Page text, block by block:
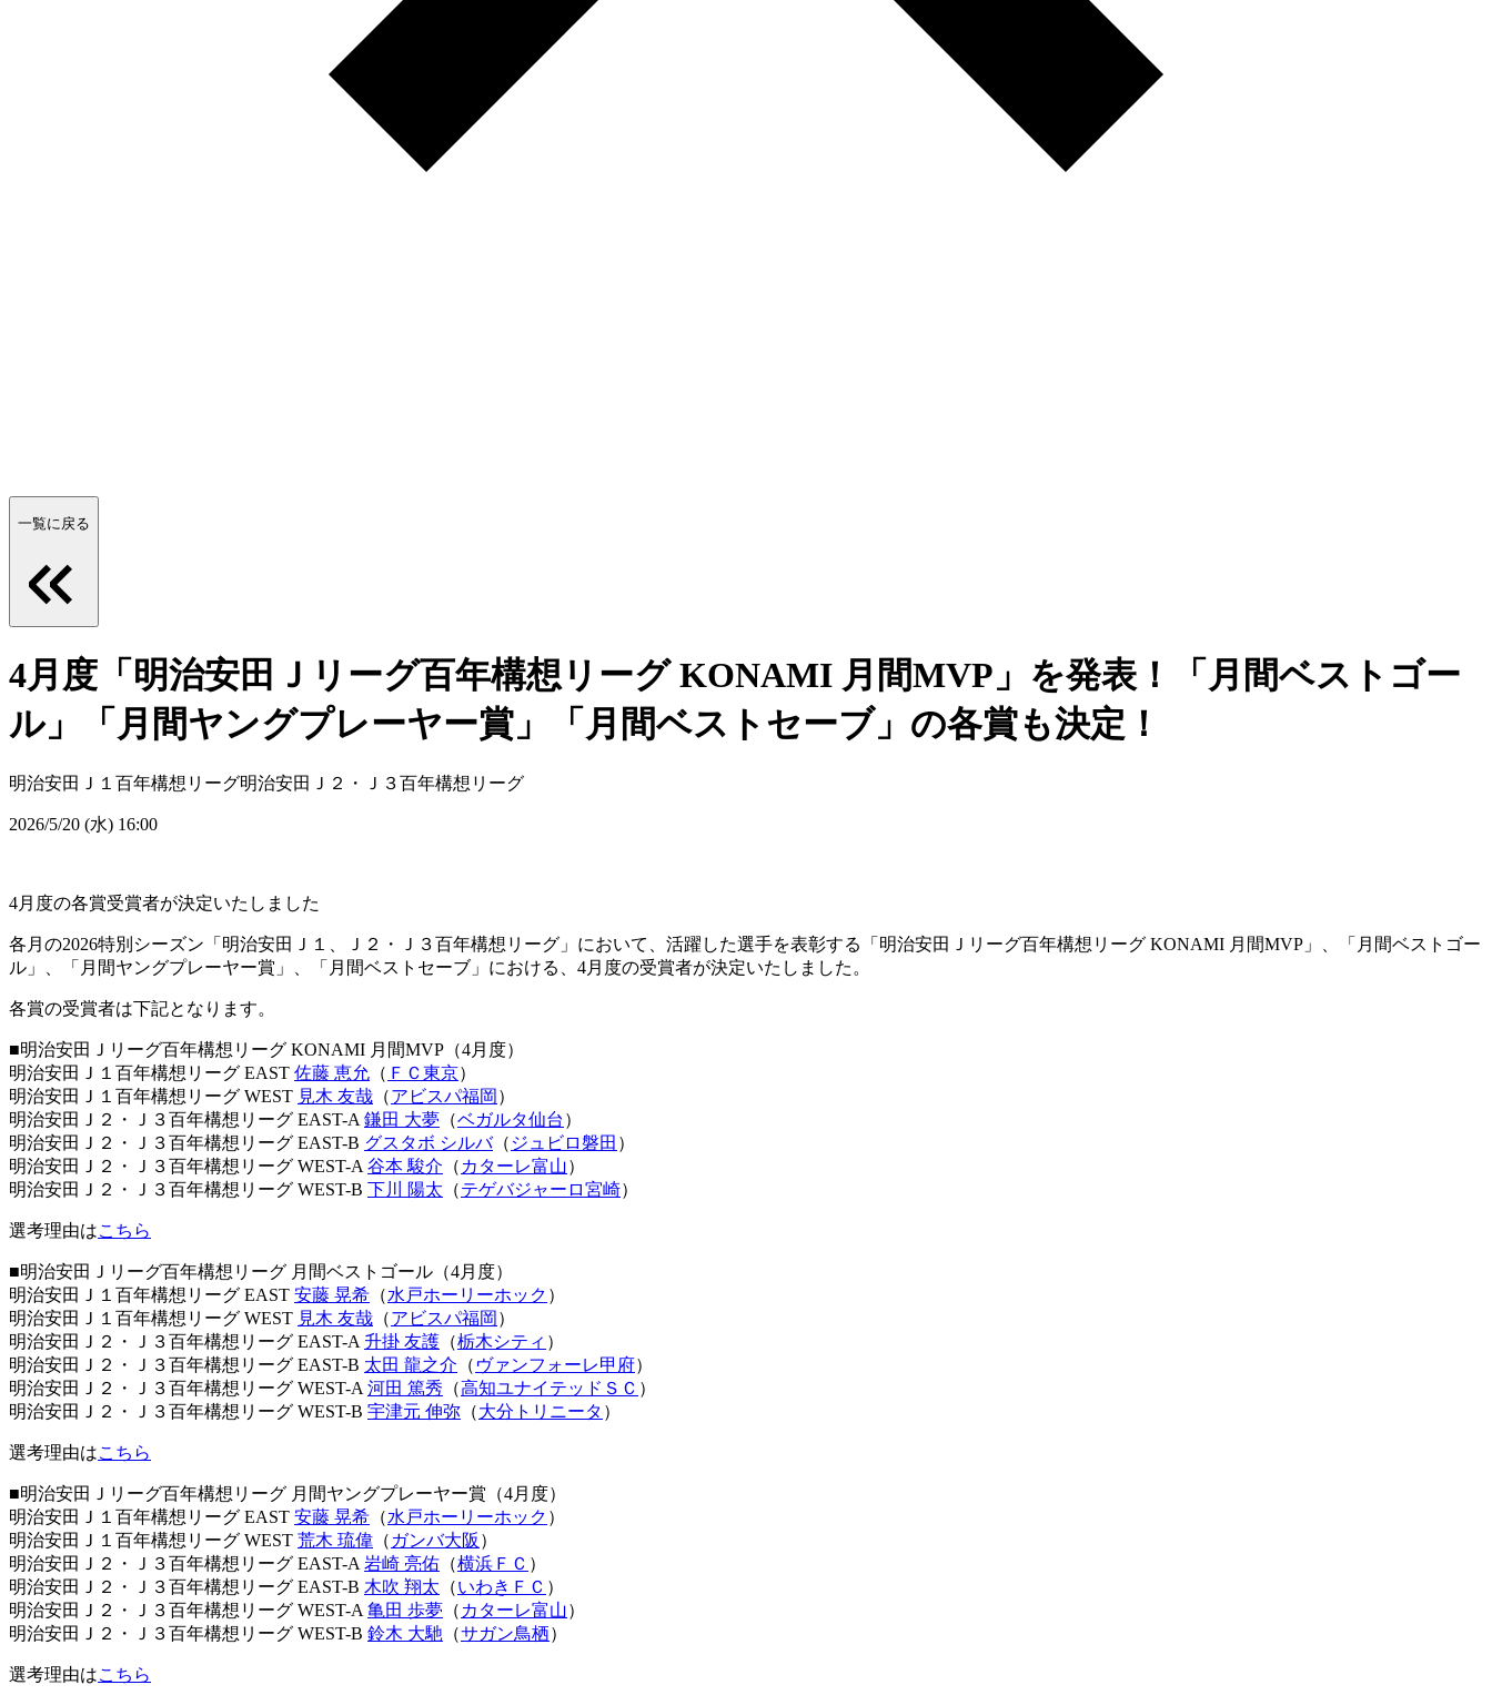
一覧に戻る
4月度「明治安田Ｊリーグ百年構想リーグ KONAMI 月間MVP」を発表！「月間ベストゴー
ル」「月間ヤングプレーヤー賞」「月間ベストセーブ」の各賞も決定！
明治安田Ｊ１百年構想リーグ明治安田Ｊ２・Ｊ３百年構想リーグ
2026/5/20 (水) 16:00
4月度の各賞受賞者が決定いたしました
各月の2026特別シーズン「明治安田Ｊ１、Ｊ２・Ｊ３百年構想リーグ」において、活躍した選手を表彰する「明治安田Ｊリーグ百年構想リーグ KONAMI 月間MVP」、「月間ベストゴー
ル」、「月間ヤングプレーヤー賞」、「月間ベストセーブ」における、4月度の受賞者が決定いたしました。
各賞の受賞者は下記となります。
■明治安田Ｊリーグ百年構想リーグ KONAMI 月間MVP（4月度）
明治安田Ｊ１百年構想リーグ EAST 佐藤 恵允 （ ＦＣ東京）
明治安田Ｊ１百年構想リーグ WEST 見木 友哉 （アビスパ福岡 ）
明治安田Ｊ２・Ｊ３百年構想リーグ EAST-A 鎌田 大夢 （ベガルタ仙台 ）
明治安田Ｊ２・Ｊ３百年構想リーグ EAST-B グスタボ シルバ（ ジュビロ磐田 ）
明治安田Ｊ２・Ｊ３百年構想リーグ WEST-A 谷本 駿介 （ カターレ富山）
明治安田Ｊ２・Ｊ３百年構想リーグ WEST-B 下川 陽太 （テゲバジャーロ宮崎）
選考理由はこちら
■明治安田Ｊリーグ百年構想リーグ 月間ベストゴール（4月度）
明治安田Ｊ１百年構想リーグ EAST 安藤 晃希 （水戸ホーリーホック ）
明治安田Ｊ１百年構想リーグ WEST 見木 友哉 （アビスパ福岡 ）
明治安田Ｊ２・Ｊ３百年構想リーグ EAST-A 升掛 友護 （栃木シティ ）
明治安田Ｊ２・Ｊ３百年構想リーグ EAST-B 太田 龍之介 （ ヴァンフォーレ甲府）
明治安田Ｊ２・Ｊ３百年構想リーグ WEST-A 河田 篤秀 （高知ユナイテッドＳＣ ）
明治安田Ｊ２・Ｊ３百年構想リーグ WEST-B 宇津元 伸弥 （大分トリニータ ）
選考理由はこちら
■明治安田Ｊリーグ百年構想リーグ 月間ヤングプレーヤー賞（4月度）
明治安田Ｊ１百年構想リーグ EAST 安藤 晃希 （水戸ホーリーホック ）
明治安田Ｊ１百年構想リーグ WEST 荒木 琉偉 （ ガンバ大阪 ）
明治安田Ｊ２・Ｊ３百年構想リーグ EAST-A 岩崎 亮佑 （横浜ＦＣ ）
明治安田Ｊ２・Ｊ３百年構想リーグ EAST-B 木吹 翔太 （いわきＦＣ ）
明治安田Ｊ２・Ｊ３百年構想リーグ WEST-A 亀田 歩夢 （ カターレ富山）
明治安田Ｊ２・Ｊ３百年構想リーグ WEST-B 鈴木 大馳 （サガン鳥栖）
選考理由はこちら